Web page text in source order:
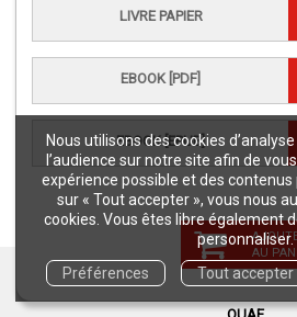
Nous utilisons des cookies
l’audience sur notre site afin de
expérience possible et des
sur « Tout accepter », vous nous
cookies. Vous êtes libre également
personnaliser.
Préférences
Tout accepter
LIVRE PAPIER
EBOOK [PDF]
EBOOK [EPUB]
AU